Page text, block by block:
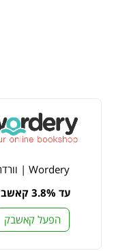
Wordery | וורדרי
עד 3.8% קאשבק
הפעל קאשבק